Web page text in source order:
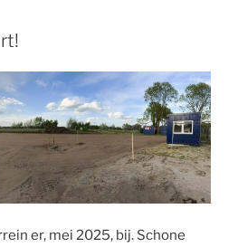
er, mei 2025, bij. Schone